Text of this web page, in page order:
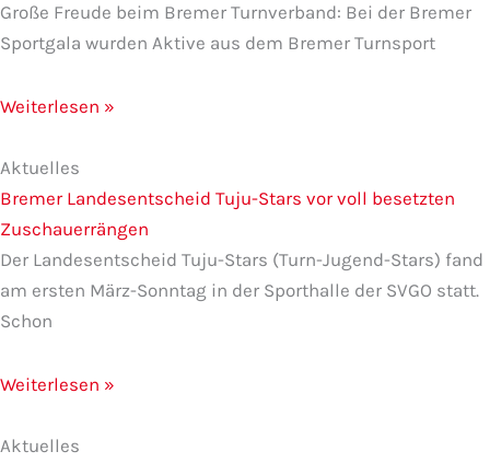
Große Freude beim Bremer Turnverband: Bei der Bremer
Sportgala wurden Aktive aus dem Bremer Turnsport
Weiterlesen »
Aktuelles
Bremer Landesentscheid Tuju-Stars vor voll besetzten
Zuschauerrängen
Der Landesentscheid Tuju-Stars (Turn-Jugend-Stars) fand
am ersten März-Sonntag in der Sporthalle der SVGO statt.
Schon
Weiterlesen »
Aktuelles